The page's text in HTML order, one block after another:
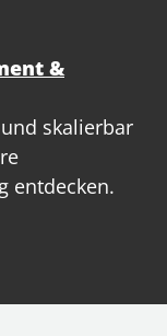
&
skalierbar
entdecken.